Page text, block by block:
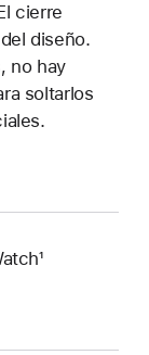
cierre
diseño.
no hay
soltarlos